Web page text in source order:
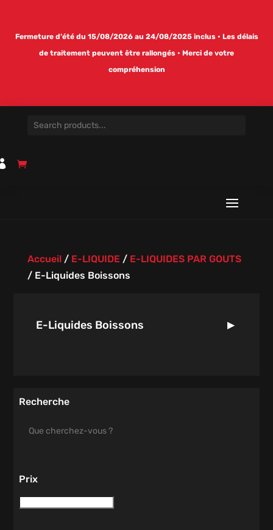
Fermeture d’été du 15/08/2026 au 24/08/2025 inclus • Les délais
de traitement peuvent être rallongés • Merci de votre
compréhension
Accueil/ E-LIQUIDE/ E-LIQUIDES PAR GOUTS
/ E-Liquides Boissons
E-Liquides Boissons
Recherche
Prix